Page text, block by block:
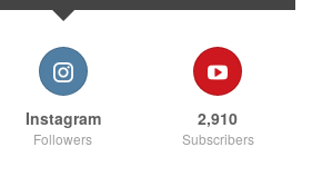
Instagram
Followers
2,910
Subscribers